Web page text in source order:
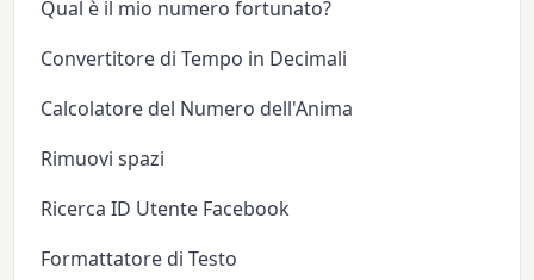
Qual è il mio numero fortunato?
Convertitore di Tempo in Decimali
Calcolatore del Numero dell'Anima
Rimuovi spazi
Ricerca ID Utente Facebook
Formattatore di Testo